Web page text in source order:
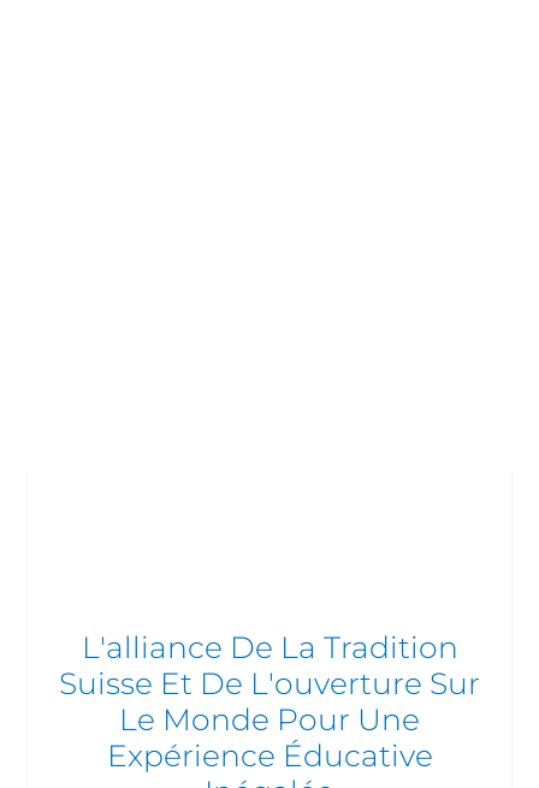
L'alliance De La Tradition
Suisse Et De L'ouverture Sur
Le Monde Pour Une
Expérience Éducative